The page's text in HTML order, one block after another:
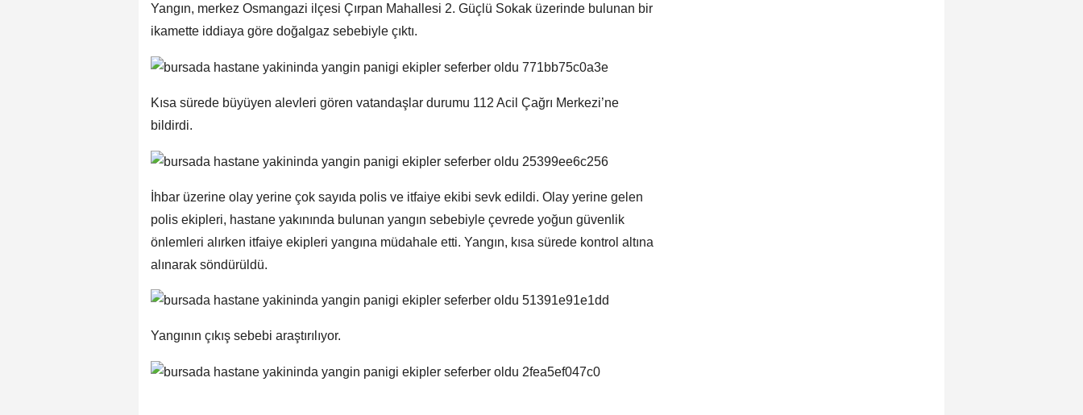
Yangın, merkez Osmangazi ilçesi Çırpan Mahallesi 2. Güçlü Sokak üzerinde bulunan bir
ikamette iddiaya göre doğalgaz sebebiyle çıktı.
Kısa sürede büyüyen alevleri gören vatandaşlar durumu 112 Acil Çağrı Merkezi’ne
bildirdi.
İhbar üzerine olay yerine çok sayıda polis ve itfaiye ekibi sevk edildi. Olay yerine gelen
polis ekipleri, hastane yakınında bulunan yangın sebebiyle çevrede yoğun güvenlik
önlemleri alırken itfaiye ekipleri yangına müdahale etti. Yangın, kısa sürede kontrol altına
alınarak söndürüldü.
Yangının çıkış sebebi araştırılıyor.